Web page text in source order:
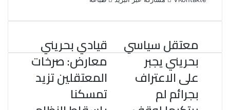
ك
إ l ر
س
ت
i ب
قيادي بحريني
معارض: صرخات
المعتقلين تزيد
تمسكنا
معتقل سياسي
بحريني يجبر
على الاعتراف
بجرائم لم